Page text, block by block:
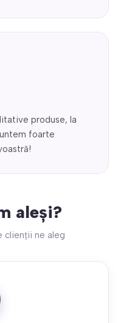
produse, la
foarte
aleși?
clienții ne aleg